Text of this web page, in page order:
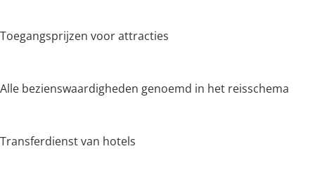
Toegangsprijzen voor attracties
Alle bezienswaardigheden genoemd in het reisschema
Transferdienst van hotels